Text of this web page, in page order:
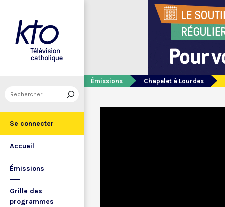
Se connecter
Accueil
Émissions
Grille des
programmes
Émissions Chapelet à Lourdes